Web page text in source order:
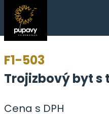
F1-503
Trojizbový byt s
Cena s DPH